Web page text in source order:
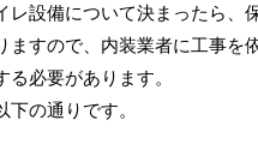
レ設備について決まったら、
ますので、内装業者に工事を
る必要があります。
の通りです。